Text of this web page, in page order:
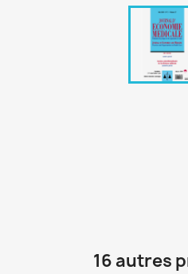
16 autres